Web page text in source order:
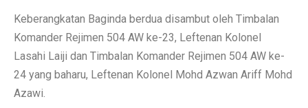
Keberangkatan Baginda berdua disambut oleh Timbalan
Komander Rejimen 504 AW ke-23, Leftenan Kolonel
Lasahi Laiji dan Timbalan Komander Rejimen 504 AW ke-
24 yang baharu, Leftenan Kolonel Mohd Azwan Ariff Mohd
Azawi.